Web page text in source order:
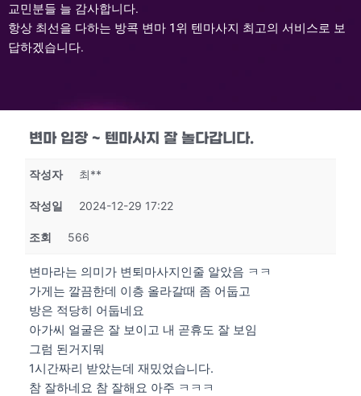
교민분들 늘 감사합니다.
항상 최선을 다하는 방콕 변마 1위 텐마사지 최고의 서비스로 보
답하겠습니다.
변마 입장 ~ 텐마사지 잘 놀다갑니다.
작성자 최**
작성일 2024-12-29 17:22
조회 566
변마라는 의미가 변퇴마사지인줄 알았음 ㅋㅋ
가게는 깔끔한데 이층 올라갈때 좀 어둡고
방은 적당히 어둡네요
아가씨 얼굴은 잘 보이고 내 곧휴도 잘 보임
그럼 된거지뭐
1시간짜리 받았는데 재밌었습니다.
참 잘하네요 참 잘해요 아주 ㅋㅋㅋ